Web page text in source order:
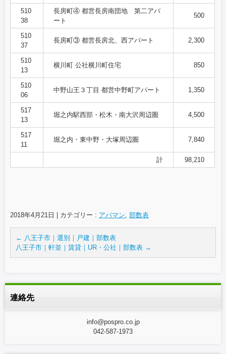
510
38
長房町④ 都営長房南団地 第二アパ
ート
500
510
37
長房町③ 都営長房北、西アパート 2,300
510
13
横川町 公社横川町住宅 850
510
06
中野山王３丁目 都営中野町アパート 1,350
517
13
堀之内駅西部・松木・南大沢周辺圏 4,500
517
11
堀之内・東中野・大塚周辺圏 7,840
計 98,210
2018年4月21日 カテゴリー : アパマン, 部数表
← 八王子市｜選別｜戸建｜部数表
八王子市｜軒並｜賃貸｜UR・公社｜部数表 →
連絡先
info@pospro.co.jp
042-587-1973